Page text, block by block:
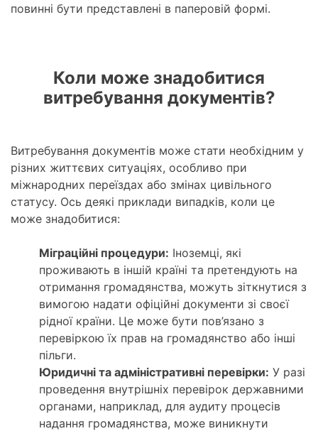
повинні бути представлені в паперовій формі.
Коли може знадобитися
витребування документів?
Витребування документів може стати необхідним у
різних життєвих ситуаціях, особливо при
міжнародних переїздах або змінах цивільного
статусу. Ось деякі приклади випадків, коли це
може знадобитися:
Міграційні процедури: Іноземці, які
проживають в іншій країні та претендують на
отримання громадянства, можуть зіткнутися з
вимогою надати офіційні документи зі своєї
рідної країни. Це може бути пов’язано з
перевіркою їх прав на громадянство або інші
пільги.
Юридичні та адміністративні перевірки: У разі
проведення внутрішніх перевірок державними
органами, наприклад, для аудиту процесів
надання громадянства, може виникнути